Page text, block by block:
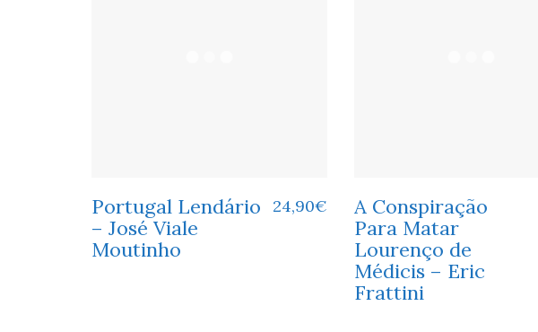
Portugal Lendário
– José Viale
Moutinho
24,90€
A Conspiração
Para Matar
Lourenço de
Médicis – Eric
Frattini